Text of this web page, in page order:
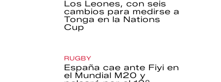
Los Leones, con seis
cambios para medirse a
Tonga en la Nations
Cup
RUGBY
España cae ante Fiyi en
el Mundial M20 y